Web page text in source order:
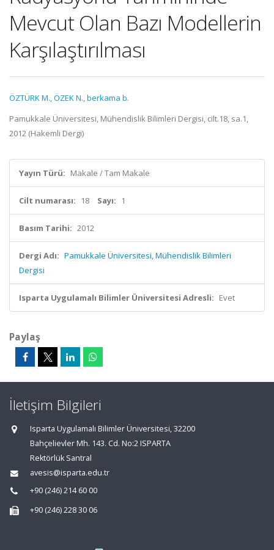
Mevcut Olan Bazı Modellerin
Karşılaştırılması
ÖZTÜRK M.,ÖZEK N.,berkama b.
Pamukkale Üniversitesi, Mühendislik Bilimleri Dergisi, cilt.18, sa.1,
2012 (Hakemli Dergi)
Yayın Türü: Makale / Tam Makale
Cilt numarası: 18 Sayı: 1
Basım Tarihi: 2012
Dergi Adı: Pamukkale Üniversitesi, Mühendislik Bilimleri
Dergisi
Isparta Uygulamalı Bilimler Üniversitesi Adresli: Evet
Paylaş
İletişim Bilgileri
Isparta Uygulamalı Bilimler Üniversitesi, 32200
Bahçelievler Mh. 143. Cd. No:2 ISPARTA
Rektörlük Santral
avesis@isparta.edu.tr
+90 (246) 214 60 00
+90 (246) 228 30 06